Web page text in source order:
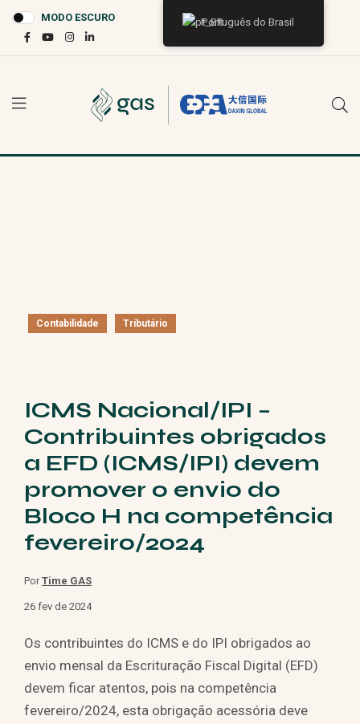
MODO ESCURO
Contabilidade Tributário
ICMS Nacional/IPI –
Contribuintes obrigados
a EFD (ICMS/IPI) devem
promover o envio do
Bloco H na competência
fevereiro/2024
PorTime GAS
26 fev de 2024
Os contribuintes do ICMS e do IPI obrigados ao
envio mensal da Escrituração Fiscal Digital (EFD)
devem ficar atentos, pois na competência
fevereiro/2024, esta obrigação acessória deve
Português do Brasil